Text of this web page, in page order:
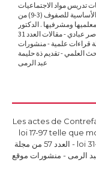
تدريس مواد الاجتماعيات
بالمرحلة الأساسية للصفوف (3-9) من
ومشرفيها . الدكتور
عبود عبد ناصر عبادي - مقالات العدد 31
قراءات علمية - منشورات
العلمي - تقديم ذة حليمة
عبد الرمى
Les actes de
loi 17-97 telle que
loi 31-05 et 23-13 MEHDI EDDIANI - العدد 57 من مجلة
الرمى - منشورات موقع